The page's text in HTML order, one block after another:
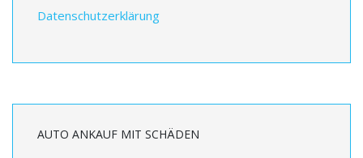
Datenschutzerklärung
AUTO ANKAUF MIT SCHÄDEN